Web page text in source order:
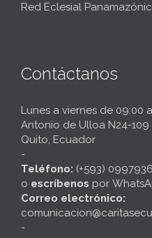
Red Eclesial
Contáctanos
Lunes a viernes de 09:00
Antonio de Ulloa N24-
Quito, Ecuador
-
Teléfono: (+593)
o escríbenos por
Correo electrónico:
-